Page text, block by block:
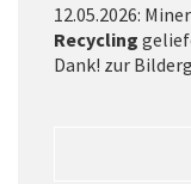
12.05.2026:
Recycling
Dank! zur